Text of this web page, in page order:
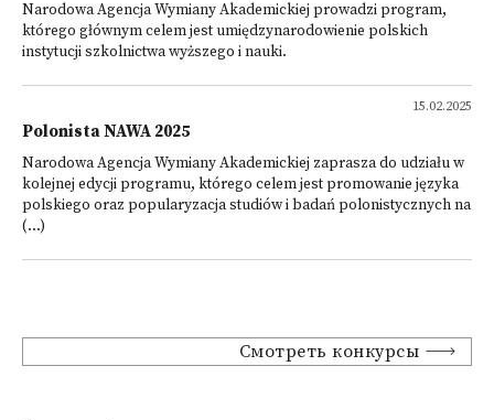
Narodowa Agencja Wymiany Akademickiej prowadzi program,
którego głównym celem jest umiędzynarodowienie polskich
instytucji szkolnictwa wyższego i nauki.
15.02.2025
Polonista NAWA 2025
Narodowa Agencja Wymiany Akademickiej zaprasza do udziału w
kolejnej edycji programu, którego celem jest promowanie języka
polskiego oraz popularyzacja studiów i badań polonistycznych na
(...)
Смотреть конкурсы